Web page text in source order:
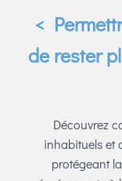
<
de rester
Découvrez
inhabituels et
protégeant